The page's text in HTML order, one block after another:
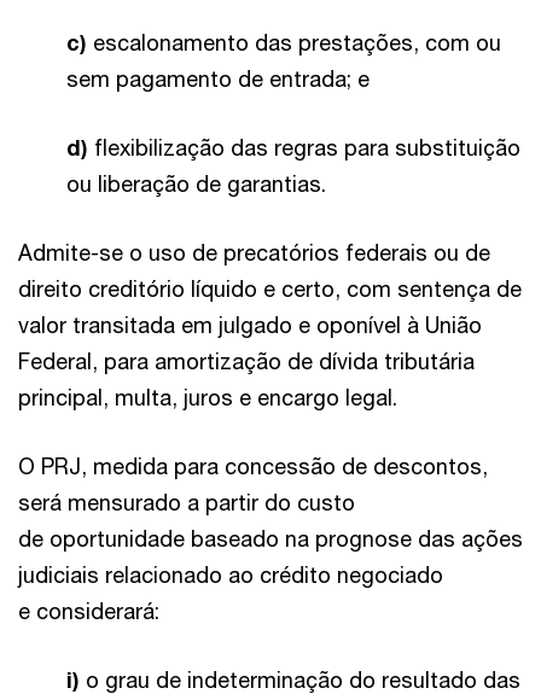
c) escalonamento das prestações, com ou
sem pagamento de entrada; e
d) flexibilização das regras para substituição
ou liberação de garantias.
Admite-se o uso de precatórios federais ou de
direito creditório líquido e certo, com sentença de
valor transitada em julgado e oponível à União
Federal, para amortização de dívida tributária
principal, multa, juros e encargo legal.
O PRJ, medida para concessão de descontos,
será mensurado a partir do custo
de oportunidade baseado na prognose das ações
judiciais relacionado ao crédito negociado
e considerará:
i) o grau de indeterminação do resultado das